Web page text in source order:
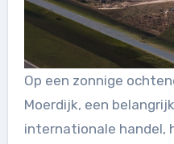
Op een zonnige
Moerdijk, een
internationale handel,